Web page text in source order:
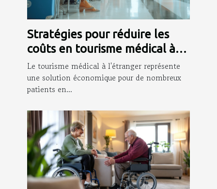
Stratégies pour réduire les
coûts en tourisme médical à
l'étranger
Le tourisme médical à l'étranger représente
une solution économique pour de nombreux
patients en...